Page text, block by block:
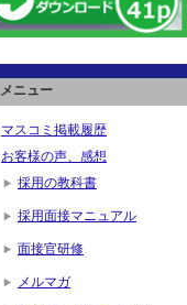
メニュー
マスコミ掲載履歴
お客様の声、感想
採用の教科書
採用面接マニュアル
面接官研修
メルマガ